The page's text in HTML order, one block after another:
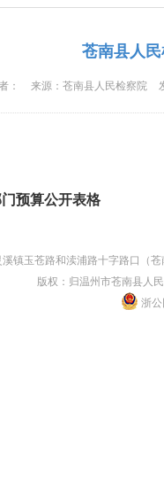
苍南县人
： 来源： 苍南县人民检察院
预算公开表格
镇玉苍路和渎浦路十字路口（
版权：归温州市苍南县人
浙公